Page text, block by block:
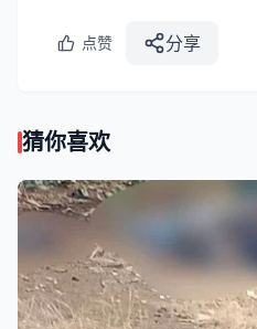
点赞 分享
猜你喜欢